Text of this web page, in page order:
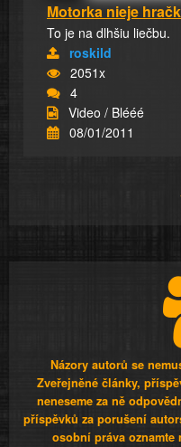
Motorka nieje
To je na dlhšiu liečbu.
roskild
2051x
4
Video / Blééé
08/01/2011
Názory autorů se
Zveřejněné články,
neneseme za ně
příspěvků za porušení
osobní práva oznamte